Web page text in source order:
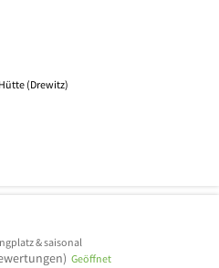
(Drewitz)
& saisonal
Sternen
Geöffnet